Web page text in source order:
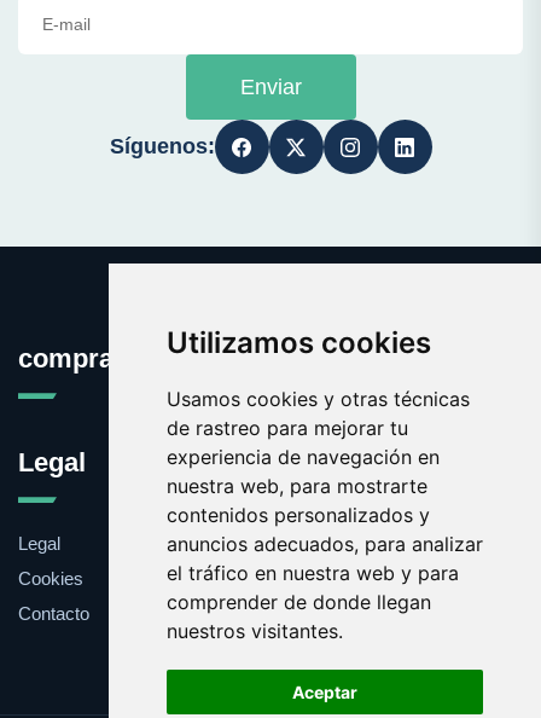
Utilizamos cookies
Usamos cookies y otras técnicas
de rastreo para mejorar tu
experiencia de navegación en
nuestra web, para mostrarte
contenidos personalizados y
anuncios adecuados, para analizar
el tráfico en nuestra web y para
comprender de donde llegan
nuestros visitantes.
Aceptar
Enviar
Síguenos:
comprabarato.es
Legal
Legal
Cookies
Contacto